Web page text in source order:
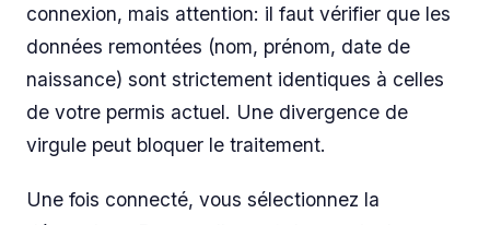
connexion, mais attention: il faut vérifier que les
données remontées (nom, prénom, date de
naissance) sont strictement identiques à celles
de votre permis actuel. Une divergence de
virgule peut bloquer le traitement.
Une fois connecté, vous sélectionnez la